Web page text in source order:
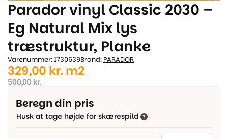
Parador vinyl Classic 2030 –
Eg Natural Mix lys
træstruktur, Planke
Varenummer: 1730639Brand: PARADOR
500,00kr.
Den
oprindelige
pris
var:
329,00 kr.
Den
aktuelle
pris
er:
m2
Beregn din pris
Husk at tage højde for skærespild